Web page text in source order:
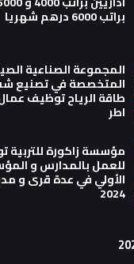
براتب 6000 درهم شهريا
المتخصصة في تصنيع
طاقة الرياح توظيف
اطر
مؤسسة زاكورة
للعمل بالمدارس و
الأولي في عدة قرى و
2024